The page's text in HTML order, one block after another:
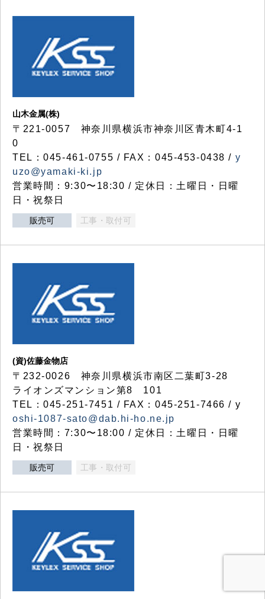
山木金属(株)
〒221-0057 神奈川県横浜市神奈川区青木町4-1
0
TEL：045-461-0755 / FAX：045-453-0438 / y
uzo@yamaki-ki.jp
営業時間：9:30〜18:30 / 定休日：土曜日・日曜
日・祝祭日
販売可 工事・取付可
(資)佐藤金物店
〒232-0026 神奈川県横浜市南区二葉町3-28
ライオンズマンション第8 101
TEL：045-251-7451 / FAX：045-251-7466 / y
oshi-1087-sato@dab.hi-ho.ne.jp
営業時間：7:30〜18:00 / 定休日：土曜日・日曜
日・祝祭日
販売可 工事・取付可